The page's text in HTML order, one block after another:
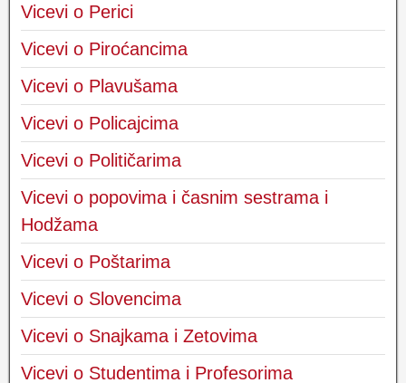
Vicevi o Perici
Vicevi o Piroćancima
Vicevi o Plavušama
Vicevi o Policajcima
Vicevi o Političarima
Vicevi o popovima i časnim sestrama i
Hodžama
Vicevi o Poštarima
Vicevi o Slovencima
Vicevi o Snajkama i Zetovima
Vicevi o Studentima i Profesorima